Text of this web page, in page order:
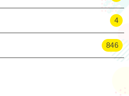
4
846